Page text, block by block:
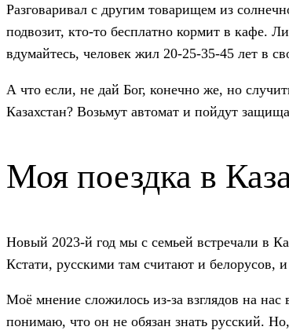
Разговаривал с другим товарищем из
подвозит, кто-то бесплатно кормит в кафе.
вдумайтесь, человек жил 20-25-35-45 лет в
А что если, не дай Бог, конечно же, но
Казахстан? Возьмут автомат и пойдут
Моя поездка в
Новый 2023-й год мы с семьей встречали в
Кстати, русскими там считают и белорусов,
Моё мнение сложилось из-за взглядов на нас
понимаю, что он не обязан знать русский.